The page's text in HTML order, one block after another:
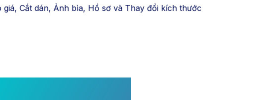
giá, Cắt dán, Ảnh bìa, Hồ sơ và Thay đổi kích thước